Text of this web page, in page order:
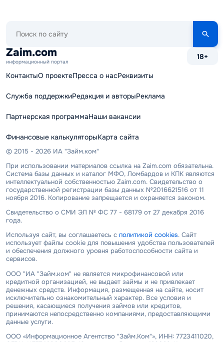
сайту
Zaim.com
информационный портал
18+
КонтактыО проектеПресса о насРеквизиты
Служба поддержкиРедакция и авторыРеклама
Партнерская программаНаши вакансии
Финансовые калькуляторыКарта сайта
© 2015 - 2026 ИА "Займ.ком"
При использовании материалов ссылка на Zaim.com обязательна.
Система базы данных и каталог МФО, Ломбардов и КПК являются
интеллектуальной собственностью Zaim.com. Свидетельство о
государственной регистрации базы данных №2016621516 от 11
ноября 2016. Копирование запрещается и охраняется законом.
Свидетельство о СМИ ЭЛ № ФС 77 - 68179 от 27 декабря 2016
года.
Используя сайт, вы соглашаетесь с политикой cookies. Сайт
использует файлы cookie для повышения удобства пользователей
и обеспечения должного уровня работоспособности сайта и
сервисов.
ООО "ИА "Займ.ком" не является микрофинансовой или
кредитной организацией, не выдает займы и не привлекает
денежных средств. Информация, размещенная на сайте, носит
исключительно ознакомительный характер. Все условия и
решения, касающиеся получения займов или кредитов,
принимаются непосредственно компаниями, предоставляющими
данные услуги.
ООО «Информационное Агентство "Займ.Ком"», ИНН: 7723411020,